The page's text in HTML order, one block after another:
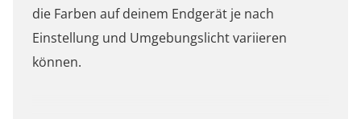
die Farben auf deinem Endgerät je nach
Einstellung und Umgebungslicht variieren
können.